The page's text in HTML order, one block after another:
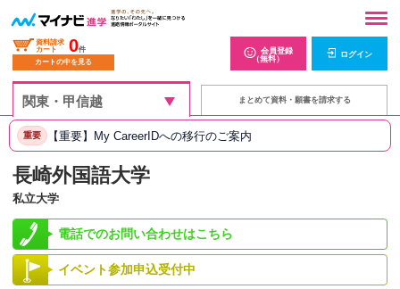
資料請求
カート
0件
カートの中を見る
会員登録
（無料）
ログイン
まとめて資料・願書を請求する
重要 【重要】My CareerIDへの移行のご案内
長崎外国語大学
私立大学
電話でのお問い合わせはこちら
イベント参加申込受付中